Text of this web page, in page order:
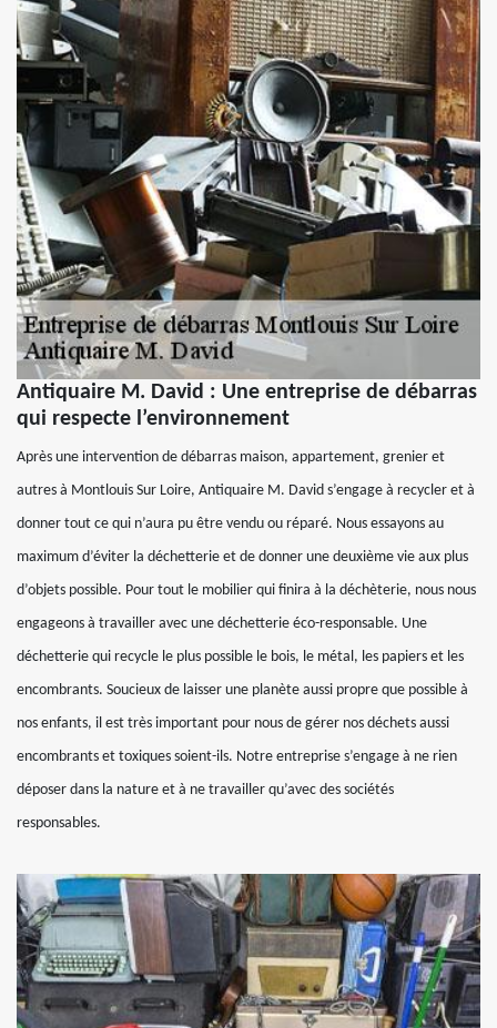
Antiquaire M. David : Une entreprise de débarras
qui respecte l’environnement
Après une intervention de débarras maison, appartement, grenier et
autres à Montlouis Sur Loire, Antiquaire M. David s’engage à recycler et à
donner tout ce qui n’aura pu être vendu ou réparé. Nous essayons au
maximum d’éviter la déchetterie et de donner une deuxième vie aux plus
d’objets possible. Pour tout le mobilier qui finira à la déchèterie, nous nous
engageons à travailler avec une déchetterie éco-responsable. Une
déchetterie qui recycle le plus possible le bois, le métal, les papiers et les
encombrants. Soucieux de laisser une planète aussi propre que possible à
nos enfants, il est très important pour nous de gérer nos déchets aussi
encombrants et toxiques soient-ils. Notre entreprise s’engage à ne rien
déposer dans la nature et à ne travailler qu’avec des sociétés
responsables.